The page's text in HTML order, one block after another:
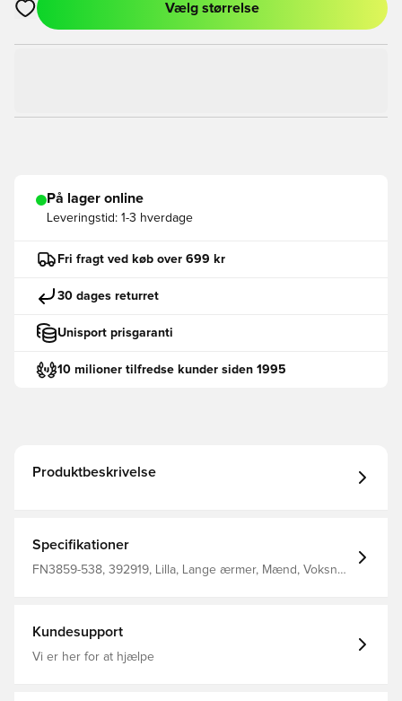
Åbner en Modal til at logge ind eller tilmelde dig som medlem
Vælg størrelse
På lager online
Leveringstid: 1-3 hverdage
Fri fragt ved køb over 699 kr
30 dages returret
Unisport prisgaranti
10 milioner tilfredse kunder siden 1995
Produktbeskrivelse
Specifikationer
FN3859-538, 392919, Lilla, Lange ærmer, Mænd, Voksne,
Kundesupport
Vi er her for at hjælpe